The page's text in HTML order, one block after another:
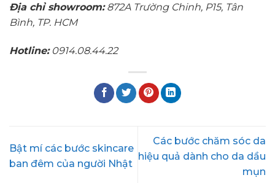
Địa chỉ showroom:872A Trường Chinh, P15, Tân
Bình, TP. HCM
Hotline:0914.08.44.22
Bật mí các bước skincare
ban đêm của người Nhật
Các bước chăm sóc da
hiệu quả dành cho da dầu
mụn